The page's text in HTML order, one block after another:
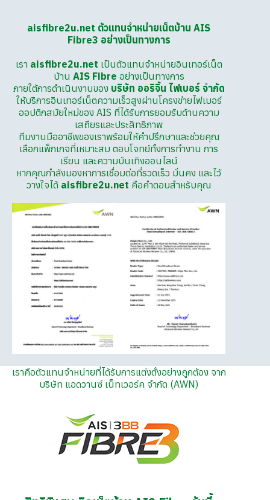
aisfibre2u.net ตัวแทนจำหน่ายเน็ตบ้าน AIS
Fibre3 อย่างเป็นทางการ
เรา aisfibre2u.net เป็นตัวแทนจำหน่ายอินเทอร์เน็ต
บ้าน AIS Fibre อย่างเป็นทางการ
ภายใต้การดำเนินงานของ บริษัท ออริจิ้น ไฟเบอร์ จำกัด
ให้บริการอินเทอร์เน็ตความเร็วสูงผ่านโครงข่ายไฟเบอร์
ออปติกสมัยใหม่ของ AIS ที่ได้รับการยอมรับด้านความ
เสถียรและประสิทธิภาพ
ทีมงานมืออาชีพของเราพร้อมให้คำปรึกษาและช่วยคุณ
เลือกแพ็กเกจที่เหมาะสม ตอบโจทย์ทั้งการทำงาน การ
เรียน และความบันเทิงออนไลน์
หากคุณกำลังมองหาการเชื่อมต่อที่รวดเร็ว มั่นคง และไว้
วางใจได้ aisfibre2u.net คือคำตอบสำหรับคุณ
เราคือตัวแทนจำหน่ายที่ได้รับการแต่งตั้งอย่างถูกต้อง จาก
บริษัท แอดวานซ์ เน็ทเวอร์ค จำกัด (AWN)